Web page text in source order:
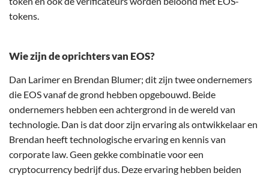
tokens.
Wie zijn de oprichters van EOS?
Dan Larimer en Brendan Blumer; dit zijn twee ondernemers
die EOS vanaf de grond hebben opgebouwd. Beide
ondernemers hebben een achtergrond in de wereld van
technologie. Dan is dat door zijn ervaring als ontwikkelaar en
Brendan heeft technologische ervaring en kennis van
corporate law. Geen gekke combinatie voor een
cryptocurrency bedrijf dus. Deze ervaring hebben beiden